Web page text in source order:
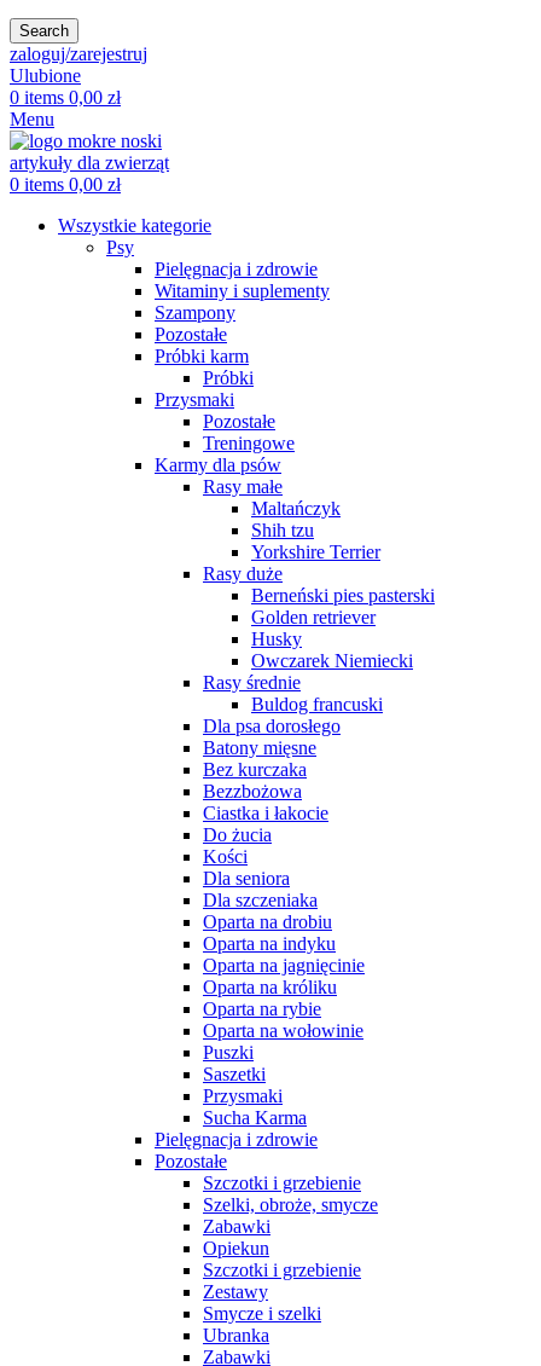
Search
zaloguj/zarejestruj
Ulubione
0 items 0,00 zł
Menu
0 items 0,00 zł
Wszystkie kategorie
Psy
Pielęgnacja i zdrowie
Witaminy i suplementy
Szampony
Pozostałe
Próbki karm
Próbki
Przysmaki
Pozostałe
Treningowe
Karmy dla psów
Rasy małe
Maltańczyk
Shih tzu
Yorkshire Terrier
Rasy duże
Berneński pies pasterski
Golden retriever
Husky
Owczarek Niemiecki
Rasy średnie
Buldog francuski
Dla psa dorosłego
Batony mięsne
Bez kurczaka
Bezzbożowa
Ciastka i łakocie
Do żucia
Kości
Dla seniora
Dla szczeniaka
Oparta na drobiu
Oparta na indyku
Oparta na jagnięcinie
Oparta na króliku
Oparta na rybie
Oparta na wołowinie
Puszki
Saszetki
Przysmaki
Sucha Karma
Pielęgnacja i zdrowie
Pozostałe
Szczotki i grzebienie
Szelki, obroże, smycze
Zabawki
Opiekun
Szczotki i grzebienie
Zestawy
Smycze i szelki
Ubranka
Zabawki